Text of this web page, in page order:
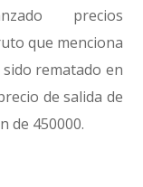
precios
que menciona
rematado en
de salida de
de 450000.